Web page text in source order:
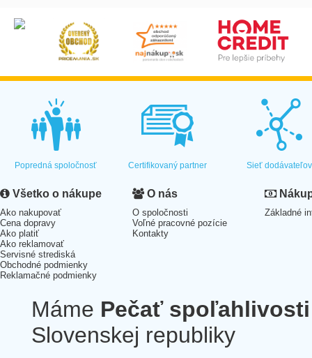
Popredná spoločnosť Certifikovaný partner Sieť dodávateľov
Všetko o nákupe
Ako nakupovať
Cena dopravy
Ako platiť
Ako reklamovať
Servisné strediská
Obchodné podmienky
Reklamačné podmienky
O nás
O spoločnosti
Voľné pracovné pozície
Kontakty
Základné
Máme Pečať spoľahlivosti
Slovenskej republiky